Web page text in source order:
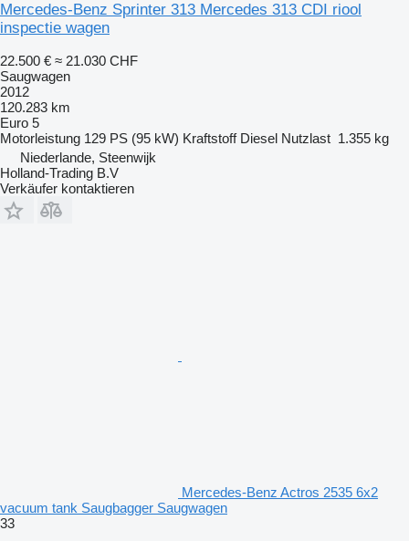
Mercedes-Benz Sprinter 313 Mercedes 313 CDI riool
inspectie wagen
22.500 € ≈ 21.030 CHF
Saugwagen
2012
120.283 km
Euro 5
Motorleistung 129 PS (95 kW) Kraftstoff Diesel Nutzlast 1.355 kg
Niederlande, Steenwijk
Holland-Trading B.V
Verkäufer kontaktieren
Mercedes-Benz Actros 2535 6x2
vacuum tank Saugbagger Saugwagen
33